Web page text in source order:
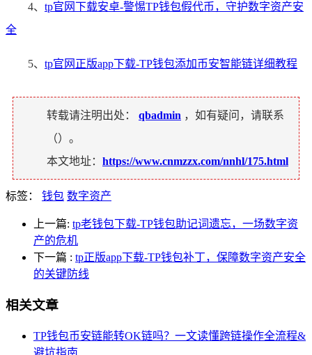
4、 tp官网下载安卓-警惕TP钱包假代币，守护数字资产安
全
5、 tp官网正版app下载-TP钱包添加币安智能链详细教程
转载请注明出处： qbadmin ，如有疑问，请联系
（）。
本文地址： https://www.cnmzzx.com/nnhl/175.html
标签： 钱包 数字资产
上一篇: tp老钱包下载-TP钱包助记词遗忘，一场数字资
产的危机
下一篇 : tp正版app下载-TP钱包补丁，保障数字资产安全
的关键防线
相关文章
TP钱包币安链能转OK链吗？一文读懂跨链操作全流程&
避坑指南